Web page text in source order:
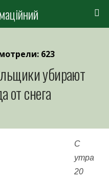
623
убирают
от снега
С
утра
20